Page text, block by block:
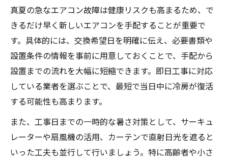
真夏の急なエアコン故障は健康リスクも高まるため、で
きるだけ早く新しいエアコンを手配することが重要で
す。具体的には、交換希望日を明確に伝え、必要書類や
設置条件の情報を事前に用意しておくことで、手配から
設置までの流れを大幅に短縮できます。即日工事に対応
している業者を選ぶことで、最短で当日中に冷房が復活
する可能性も高まります。
また、工事日までの一時的な暑さ対策として、サーキュ
レーターや扇風機の活用、カーテンで直射日光を遮ると
いった工夫も並行して行いましょう。特に高齢者や小さ